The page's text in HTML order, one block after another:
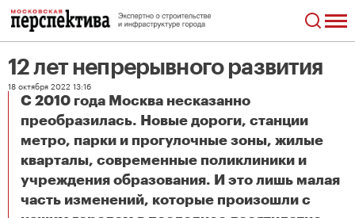
12 лет непрерывного развития
18 октября 2022 13:16
С 2010 года Москва несказанно
преобразилась. Новые дороги, станции
метро, парки и прогулочные зоны, жилые
кварталы, современные поликлиники и
учреждения образования. И это лишь малая
часть изменений, которые произошли с